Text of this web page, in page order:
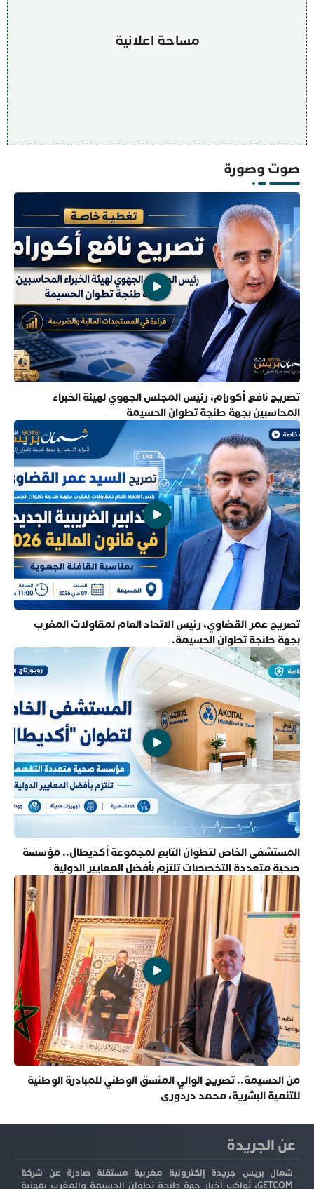
مساحة اعلانية
صوت وصورة
تصريح نافع أكورام، رئيس المجلس الجهوي لهيئة الخبراء
المحاسبين بجهة طنجة تطوان الحسيمة
تصريح عمر القضاوي، رئيس الاتحاد العام لمقاولات المغرب
بجهة طنجة تطوان الحسيمة.
المستشفى الخاص لتطوان التابع لمجموعة أكديطال.. مؤسسة
صحية متعددة التخصصات تلتزم بأفضل المعايير الدولية
من الحسيمة.. تصريح الوالي المنسق الوطني للمبادرة الوطنية
للتنمية البشرية، محمد دردوري
عن الجريدة
شمال بريس جريدة إلكترونية مغربية مستقلة صادرة عن شركة
GETCOM، تُواكب أخبار جهة طنجة تطوان الحسيمة والمغرب بمهنية